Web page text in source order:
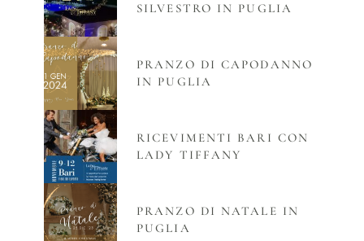
SILVESTRO IN PUGLIA
PRANZO DI CAPODANNO
IN PUGLIA
RICEVIMENTI BARI CON
LADY TIFFANY
PRANZO DI NATALE IN
PUGLIA